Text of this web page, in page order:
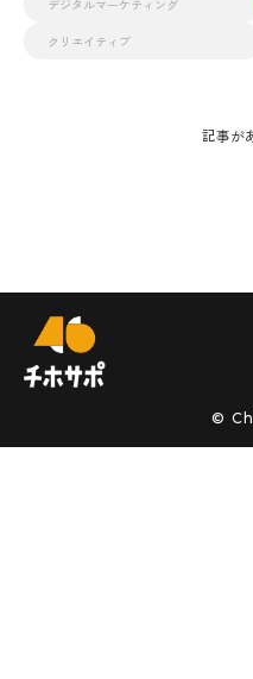
デジタルマーケティング
クリエイティブ
記事が
©